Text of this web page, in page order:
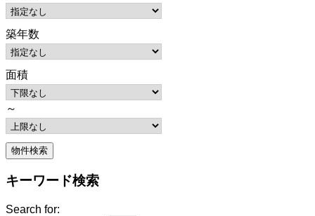
築年数
面積
～
キーワード検索
Search for: